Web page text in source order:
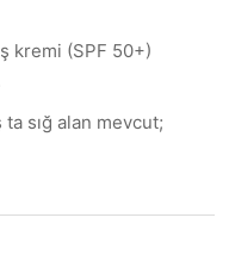
kremi (SPF 50+)
sığ alan mevcut;